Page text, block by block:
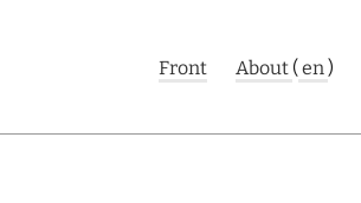
Front About (en)